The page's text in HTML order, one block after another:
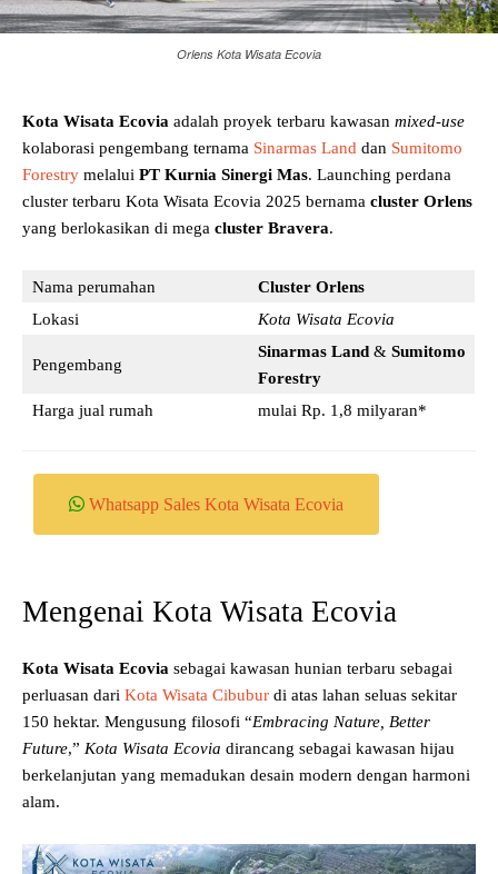
Orlens Kota Wisata Ecovia
Kota Wisata Ecovia adalah proyek terbaru kawasan mixed-use
kolaborasi pengembang ternama Sinarmas Land dan Sumitomo
Forestry melalui PT Kurnia Sinergi Mas. Launching perdana
cluster terbaru Kota Wisata Ecovia 2025 bernama cluster Orlens
yang berlokasikan di mega cluster Bravera.
Nama perumahan
Cluster Orlens
Lokasi
Kota Wisata Ecovia
Pengembang
Sinarmas Land & Sumitomo
Forestry
Harga jual rumah
mulai Rp. 1,8 milyaran*
Whatsapp Sales Kota Wisata Ecovia
Mengenai Kota Wisata Ecovia
Kota Wisata Ecovia sebagai kawasan hunian terbaru sebagai
perluasan dari Kota Wisata Cibubur di atas lahan seluas sekitar
150 hektar. Mengusung filosofi “Embracing Nature, Better
Future,” Kota Wisata Ecovia dirancang sebagai kawasan hijau
berkelanjutan yang memadukan desain modern dengan harmoni
alam.